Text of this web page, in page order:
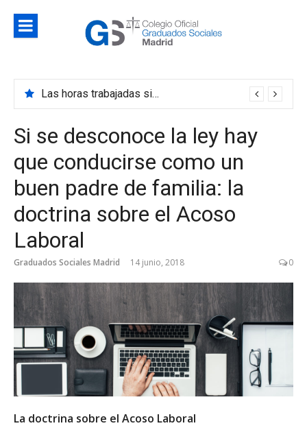
contenido
Colegio
Sociales
Madrid
Graduados Sociales de Madrid
Las horas trabajadas siguen disminuyendo en 2023 y estas son sus causas
Los contratos de prácticas se convierten en indefinidos con mayor frecuencia de lo que creemos
Si se desconoce la ley hay
que conducirse como un
buen padre de familia: la
doctrina sobre el Acoso
Laboral
Graduados Sociales Madrid 14 junio, 2018 0
La doctrina sobre el Acoso Laboral